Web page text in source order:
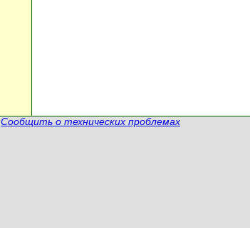
Сообщить о технических проблемах